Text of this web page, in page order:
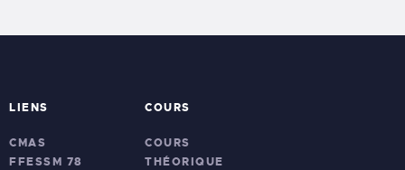
LIENS
CMAS
FFESSM 78
COURS
COURS
THÉORIQUE